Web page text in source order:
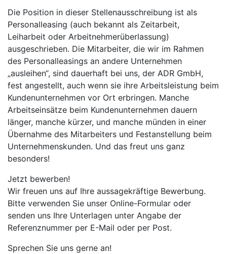
Die Position in dieser Stellenausschreibung ist als
Personalleasing (auch bekannt als Zeitarbeit,
Leiharbeit oder Arbeitnehmerüberlassung)
ausgeschrieben. Die Mitarbeiter, die wir im Rahmen
des Personalleasings an andere Unternehmen
„ausleihen“, sind dauerhaft bei uns, der ADR GmbH,
fest angestellt, auch wenn sie ihre Arbeitsleistung beim
Kundenunternehmen vor Ort erbringen. Manche
Arbeitseinsätze beim Kundenunternehmen dauern
länger, manche kürzer, und manche münden in einer
Übernahme des Mitarbeiters und Festanstellung beim
Unternehmenskunden. Und das freut uns ganz
besonders!
Jetzt bewerben!
Wir freuen uns auf Ihre aussagekräftige Bewerbung.
Bitte verwenden Sie unser Online-Formular oder
senden uns Ihre Unterlagen unter Angabe der
Referenznummer per E-Mail oder per Post.
Sprechen Sie uns gerne an!